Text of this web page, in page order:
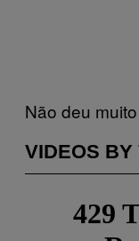
Não deu
VIDEOS BY